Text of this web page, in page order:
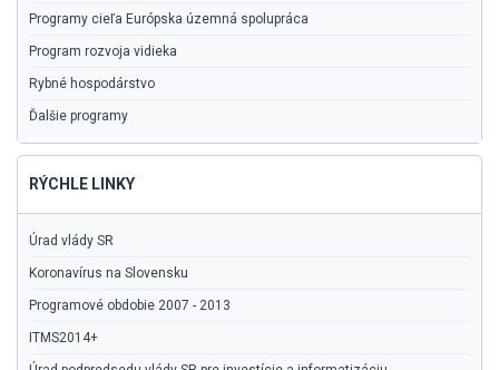
Programy cieľa Európska územná spolupráca
Program rozvoja vidieka
Rybné hospodárstvo
Ďalšie programy
RÝCHLE LINKY
Úrad vlády SR
Koronavírus na Slovensku
Programové obdobie 2007 - 2013
ITMS2014+